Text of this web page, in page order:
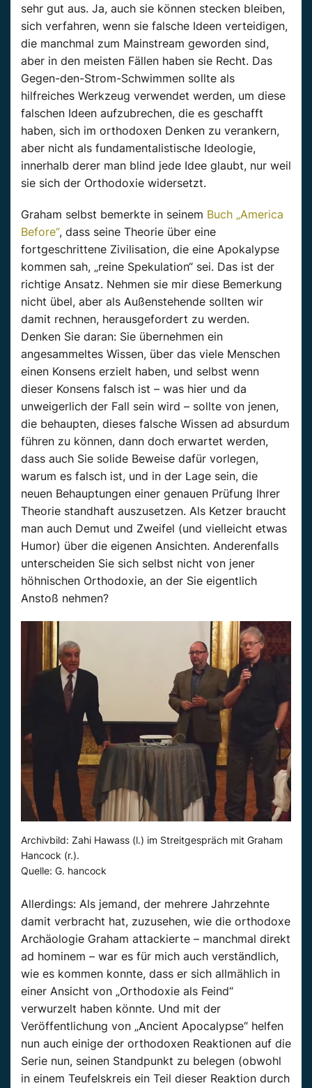
sehr gut aus. Ja, auch sie können stecken bleiben,
sich verfahren, wenn sie falsche Ideen verteidigen,
die manchmal zum Mainstream geworden sind,
aber in den meisten Fällen haben sie Recht. Das
Gegen-den-Strom-Schwimmen sollte als
hilfreiches Werkzeug verwendet werden, um diese
falschen Ideen aufzubrechen, die es geschafft
haben, sich im orthodoxen Denken zu verankern,
aber nicht als fundamentalistische Ideologie,
innerhalb derer man blind jede Idee glaubt, nur weil
sie sich der Orthodoxie widersetzt.
Graham selbst bemerkte in seinem Buch „America
Before“, dass seine Theorie über eine
fortgeschrittene Zivilisation, die eine Apokalypse
kommen sah, „reine Spekulation“ sei. Das ist der
richtige Ansatz. Nehmen sie mir diese Bemerkung
nicht übel, aber als Außenstehende sollten wir
damit rechnen, herausgefordert zu werden.
Denken Sie daran: Sie übernehmen ein
angesammeltes Wissen, über das viele Menschen
einen Konsens erzielt haben, und selbst wenn
dieser Konsens falsch ist – was hier und da
unweigerlich der Fall sein wird – sollte von jenen,
die behaupten, dieses falsche Wissen ad absurdum
führen zu können, dann doch erwartet werden,
dass auch Sie solide Beweise dafür vorlegen,
warum es falsch ist, und in der Lage sein, die
neuen Behauptungen einer genauen Prüfung Ihrer
Theorie standhaft auszusetzen. Als Ketzer braucht
man auch Demut und Zweifel (und vielleicht etwas
Humor) über die eigenen Ansichten. Anderenfalls
unterscheiden Sie sich selbst nicht von jener
höhnischen Orthodoxie, an der Sie eigentlich
Anstoß nehmen?
Archivbild: Zahi Hawass (l.) im Streitgespräch mit Graham
Hancock (r.).
Quelle: G. hancock
Allerdings: Als jemand, der mehrere Jahrzehnte
damit verbracht hat, zuzusehen, wie die orthodoxe
Archäologie Graham attackierte – manchmal direkt
ad hominem – war es für mich auch verständlich,
wie es kommen konnte, dass er sich allmählich in
einer Ansicht von „Orthodoxie als Feind“
verwurzelt haben könnte. Und mit der
Veröffentlichung von „Ancient Apocalypse“ helfen
nun auch einige der orthodoxen Reaktionen auf die
Serie nun, seinen Standpunkt zu belegen (obwohl
in einem Teufelskreis ein Teil dieser Reaktion durch